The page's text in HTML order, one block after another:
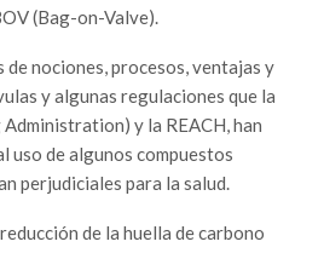
(Bag-on-Valve).
nociones, procesos, ventajas y
y algunas regulaciones que la
y la REACH, han
uso de algunos compuestos
perjudiciales para la salud.
de la huella de carbono